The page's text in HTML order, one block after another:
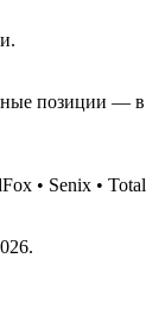
позиции — в
• Senix • Total